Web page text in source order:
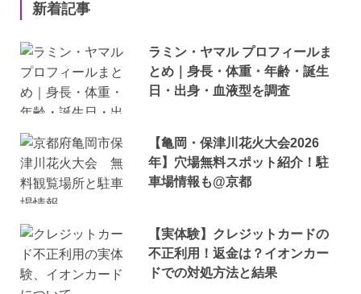
新着記事
ラミン・ヤマル プロフィールま
とめ｜身長・体重・年齢・誕生
日・出身・血液型を調査
【亀岡・保津川花火大会2026
年】穴場無料スポット紹介！駐
車場情報も@京都
【実体験】クレジットカードの
不正利用！返金は？イオンカー
ドでの対処方法と結果